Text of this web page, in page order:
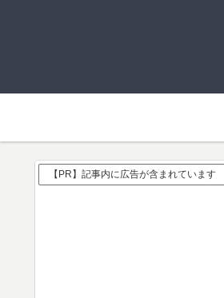
【PR】記事内に広告が含まれています